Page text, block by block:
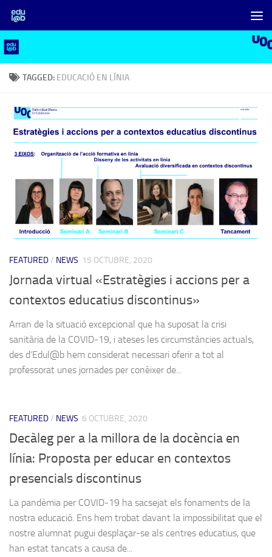
Skip to content
TAGGED: EDUCACIÓ EN LÍNIA
FEATURED/ NEWS 15 OCTUBRE, 2020
Jornada virtual «Estratègies i accions per a
contextos educatius discontinus»
Arran de la situació excepcional que ha suposat la crisi
sanitària de la COVID-19, i ateses les circumstàncies actuals,
des d’Edul@b hem considerat necessari oferir a tot al
professorat unes jornades per conèixer de...
FEATURED/ NEWS 6 OCTUBRE, 2020
Decàleg per a la millora de la docència en
línia: Proposta per educar en contextos
presencials discontinus
La pandèmia per COVID-19 ha sacsejat els fonaments de la
nostra educació. Ens hem trobat davant la impossibilitat que el
nostre alumnat pugui desplaçar-se als centres educatius, que
han estat tancats a causa de...